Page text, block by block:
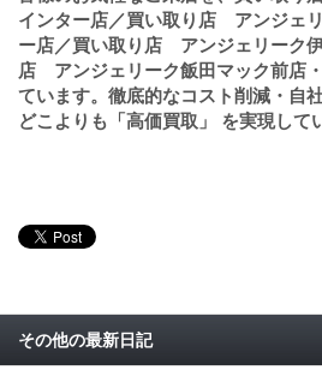
インター店／買い取り店 アンジェ
ー店／買い取り店 アンジェリーク
店 アンジェリーク飯田マック前店
ています。徹底的なコスト削減・自
どこよりも「高価買取」 を実現して
その他の最新日記